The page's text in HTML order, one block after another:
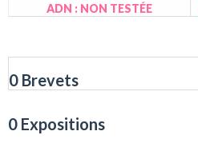
ADN : NON TESTÉE
0 Brevets
0 Expositions